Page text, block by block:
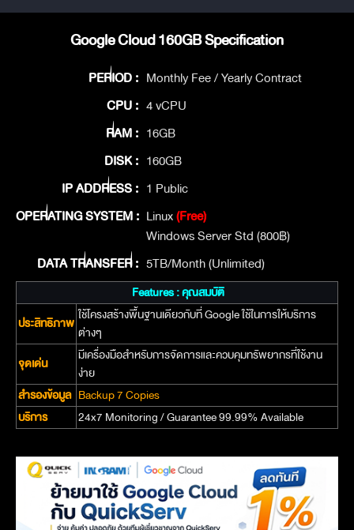
Google Cloud 160GB Specification
PERIOD : Monthly Fee / Yearly Contract
CPU : 4 vCPU
RAM : 16GB
DISK : 160GB
IP ADDRESS : 1 Public
OPERATING SYSTEM : Linux(Free)
Windows Server Std (800฿)
DATA TRANSFER : 5TB/Month (Unlimited)
Features : คุณสมบัติ
ประสิทธิภาพ ใช้โครงสร้างพื้นฐานเดียวกับที่ Google ใช้ในการให้บริการ
ต่างๆ
จุดเด่น
มีเครื่องมือสำหรับการจัดการและควบคุมทรัพยากรที่ใช้งาน
ง่าย
สำรองข้อมูล Backup 7 Copies
บริการ
24x7 Monitoring / Guarantee 99.99% Available